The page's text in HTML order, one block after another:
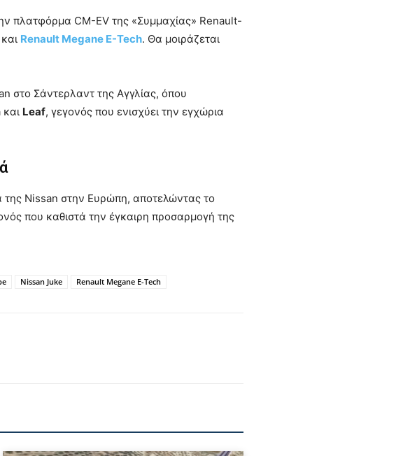
πλατφόρμα CM-EV της «Συμμαχίας» Renault-
και Renault Megane E-Tech. Θα μοιράζεται
στο Σάντερλαντ της Αγγλίας, όπου
Leaf, γεγονός που ενισχύει την εγχώρια
Nissan στην Ευρώπη, αποτελώντας το
που καθιστά την έγκαιρη προσαρμογή της
Nissan Juke Renault Megane E-Tech